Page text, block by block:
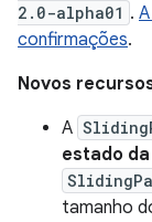
2.0-alpha01 .
confirmações.
Novos
A
estado
tamanho